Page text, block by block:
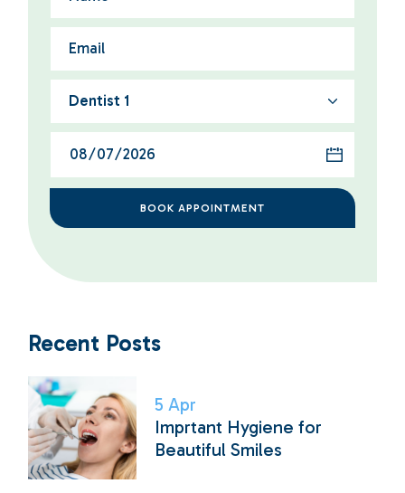
Dentist 1
BOOK APPOINTMENT
Recent Posts
5 Apr
Imprtant Hygiene for
Beautiful Smiles